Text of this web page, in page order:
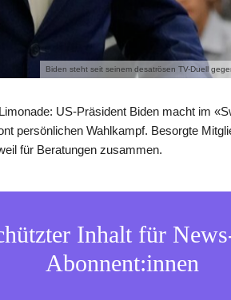
Biden steht seit seinem desatrösen TV-Duell
US-Präsident Biden macht im
persönlichen Wahlkampf. Besorgte
für Beratungen zusammen.
Inhalt für
Abonnent:innen